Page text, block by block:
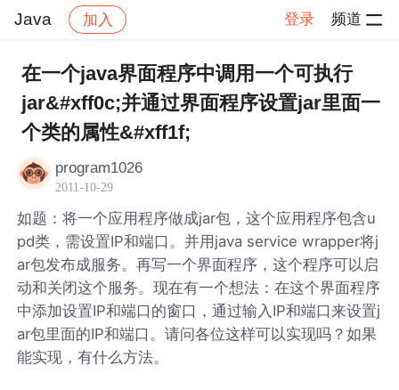
Java 加入 登录 频道
社区 Java 帖子详情
在一个java界面程序中调用一个可执行
jar&#xff0c;并通过界面程序设置jar里面一
个类的属性&#xff1f;
program1026
2011-10-29
如题：将一个应用程序做成jar包，这个应用程序包含u
pd类，需设置IP和端口。并用java service wrapper将j
ar包发布成服务。再写一个界面程序，这个程序可以启
动和关闭这个服务。现在有一个想法：在这个界面程序
中添加设置IP和端口的窗口，通过输入IP和端口来设置j
ar包里面的IP和端口。请问各位这样可以实现吗？如果
能实现，有什么方法。